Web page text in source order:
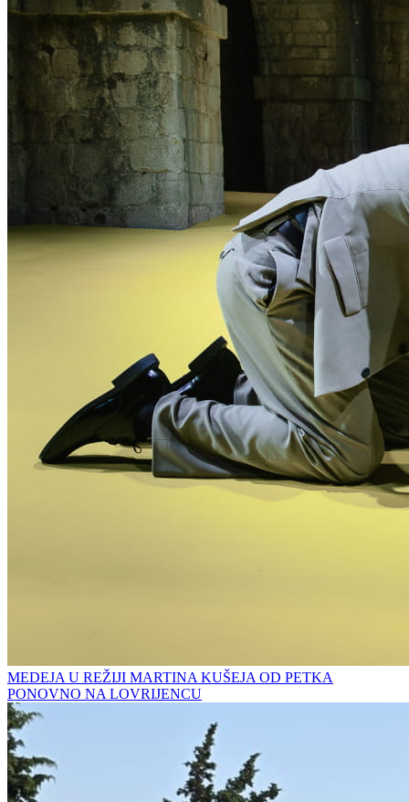
MEDEJA U REŽIJI MARTINA KUŠEJA OD PETKA
PONOVNO NA LOVRIJENCU